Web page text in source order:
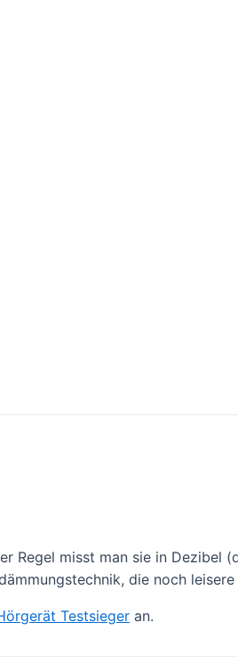
Regel misst man sie in Dezibel
die noch
Testsieger an.